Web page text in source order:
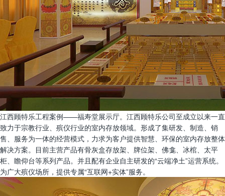
江西顾特乐工程案例——福寿堂展示厅。江西顾特乐公司至成立以来一直
致力于宗教行业、殡仪行业的室内存放领域。形成了集研发、制造、销
售、服务为一体的经营模式，力求为客户提供智慧、环保的室内存放整体
解决方案。目前主营产品有骨灰盒存放架、牌位架、佛龛、冰棺、太平
柜、瞻仰台等系列产品。并且配有企业自主研发的“云端净土”运营系统。
为广大殡仪场所，提供专属“互联网+实体”服务。